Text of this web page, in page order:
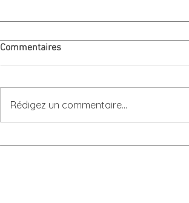
Commentaires
Rédigez un commentaire...